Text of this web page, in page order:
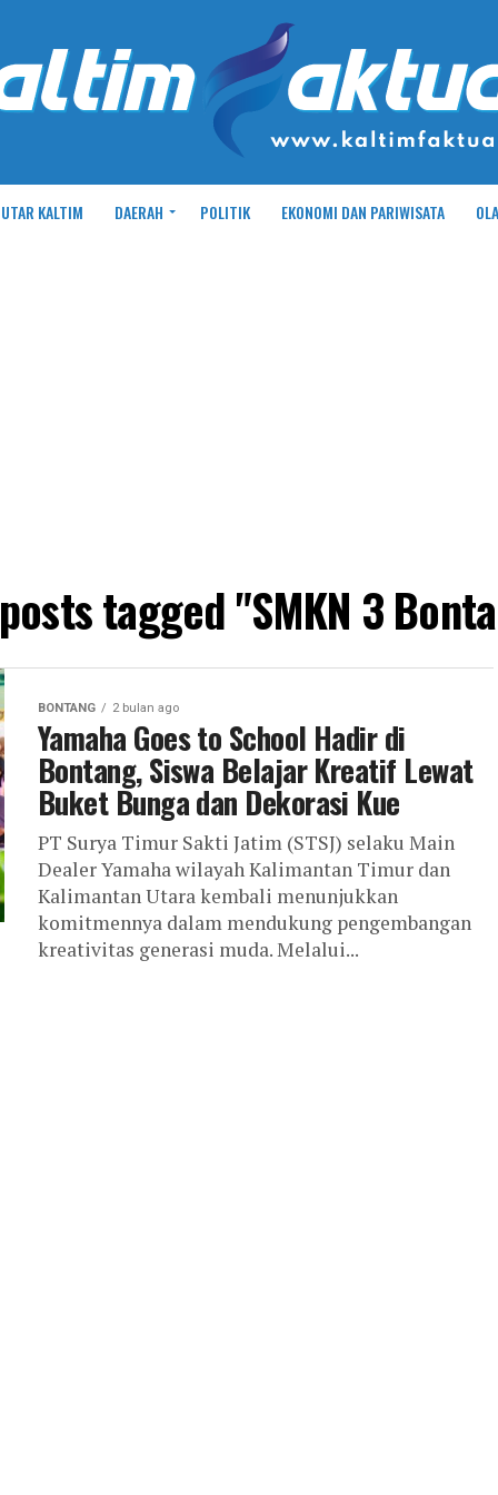
KALTIM DAERAH POLITIK EKONOMI DAN PARIWISATA
tagged "SMKN 3
BONTANG 2 bulan ago
Yamaha Goes to School Hadir di
Bontang, Siswa Belajar Kreatif Lewat
Buket Bunga dan Dekorasi Kue
PT Surya Timur Sakti Jatim (STSJ) selaku Main
Dealer Yamaha wilayah Kalimantan Timur dan
Kalimantan Utara kembali menunjukkan
komitmennya dalam mendukung pengembangan
kreativitas generasi muda. Melalui...